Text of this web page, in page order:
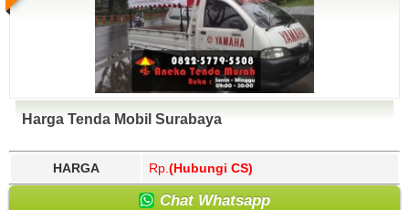
Harga Tenda Mobil Surabaya
HARGA Rp. (Hubungi CS)
Chat Whatsapp